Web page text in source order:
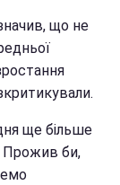
що не
ще більше
Прожив би,